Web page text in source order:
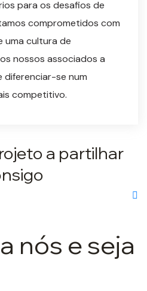
para os desafios de
comprometidos com
uma cultura de
nossos associados a
se num
competitivo.
a partilhar
nós e seja